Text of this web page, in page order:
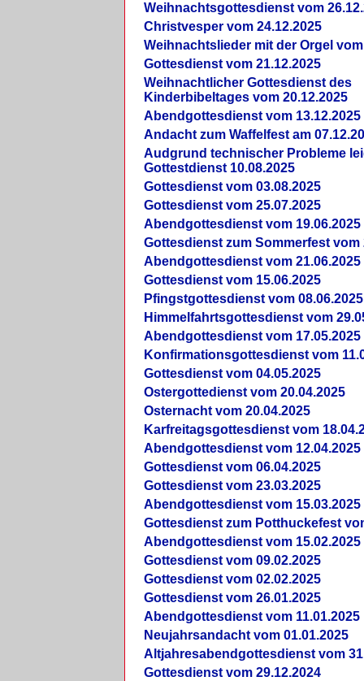
Weihnachtsgottesdienst vom
Christvesper vom 24.12.2025
Weihnachtslieder mit der Orgel vom
Gottesdienst vom 21.12.2025
Weihnachtlicher Gottesdienst des
Kinderbibeltages vom 20.12.2025
Abendgottesdienst vom 13.12.2025
Andacht zum Waffelfest am
Audgrund technischer Probleme
Gottestdienst 10.08.2025
Gottesdienst vom 03.08.2025
Gottesdienst vom 25.07.2025
Abendgottesdienst vom 19.06.2025
Gottesdienst zum Sommerfest vom
Abendgottesdienst vom 21.06.2025
Gottesdienst vom 15.06.2025
Pfingstgottesdienst vom 08.06.2025
Himmelfahrtsgottesdienst vom
Abendgottesdienst vom 17.05.2025
Konfirmationsgottesdienst vom
Gottesdienst vom 04.05.2025
Ostergottedienst vom 20.04.2025
Osternacht vom 20.04.2025
Karfreitagsgottesdienst vom
Abendgottesdienst vom 12.04.2025
Gottesdienst vom 06.04.2025
Gottesdienst vom 23.03.2025
Abendgottesdienst vom 15.03.2025
Gottesdienst zum Potthuckefest
Abendgottesdienst vom 15.02.2025
Gottesdienst vom 09.02.2025
Gottesdienst vom 02.02.2025
Gottesdienst vom 26.01.2025
Abendgottesdienst vom 11.01.2025
Neujahrsandacht vom 01.01.2025
Altjahresabendgottesdienst vom
Gottesdienst vom 29.12.2024